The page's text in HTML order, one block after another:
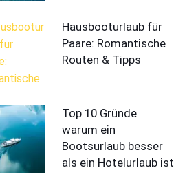
Hausbooturlaub für
Paare: Romantische
Routen & Tipps
Top 10 Gründe
warum ein
Bootsurlaub besser
als ein Hotelurlaub ist